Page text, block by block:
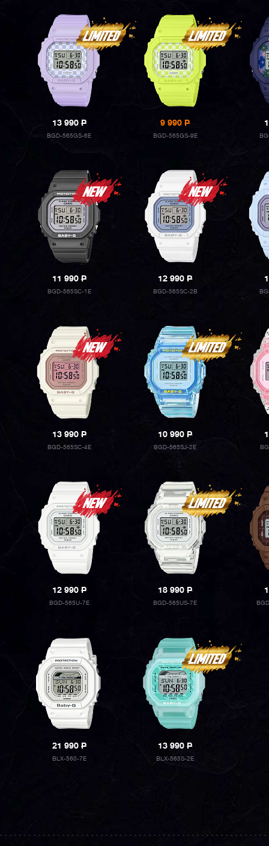
13 990P
BGD-565GS-6E
9 990P
BGD-565GS-9E
11 990P
BGD-565SC-1E
12 990P
BGD-565SC-2B
13 990P
BGD-565SC-4E
10 990P
BGD-565SJ-2E
12 990P
BGD-565U-7E
18 990P
BGD-565US-7E
21 990P
BLX-560-7E
13 990P
BLX-565S-2E